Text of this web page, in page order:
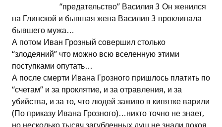
“предательство” Василия 3 Он женился
на Глинской и бывшая жена Василия 3 проклинала
бывшего мужа…
А потом Иван Грозный совершил столько
“злодеяний” что можно всю вселенную этими
поступками опутать…
А после смерти Ивана Грозного пришлось платить по
“счетам” и за проклятие, и за отравления, и за
убийства, и за то, что людей заживо в кипятке варили
(По приказу Ивана Грозного)…никто точно не знает,